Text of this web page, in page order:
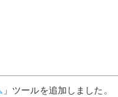
」ツールを追加しました。